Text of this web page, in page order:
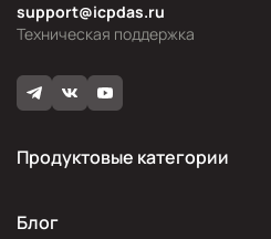
Техническая поддержка
support@icpdas.ru
Продуктовые категории
Блог